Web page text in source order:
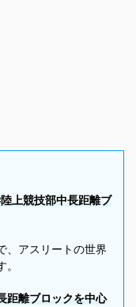
上競技部中長距離ブ
、アスリートの世界
距離ブロックを中心